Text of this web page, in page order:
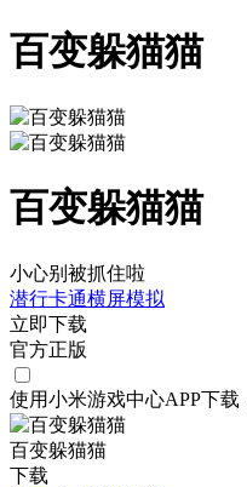
百变躲猫猫
百变躲猫猫
小心别被抓住啦
潜行卡通横屏模拟
立即下载
官方正版
使用小米游戏中心APP下载
百变躲猫猫
下载